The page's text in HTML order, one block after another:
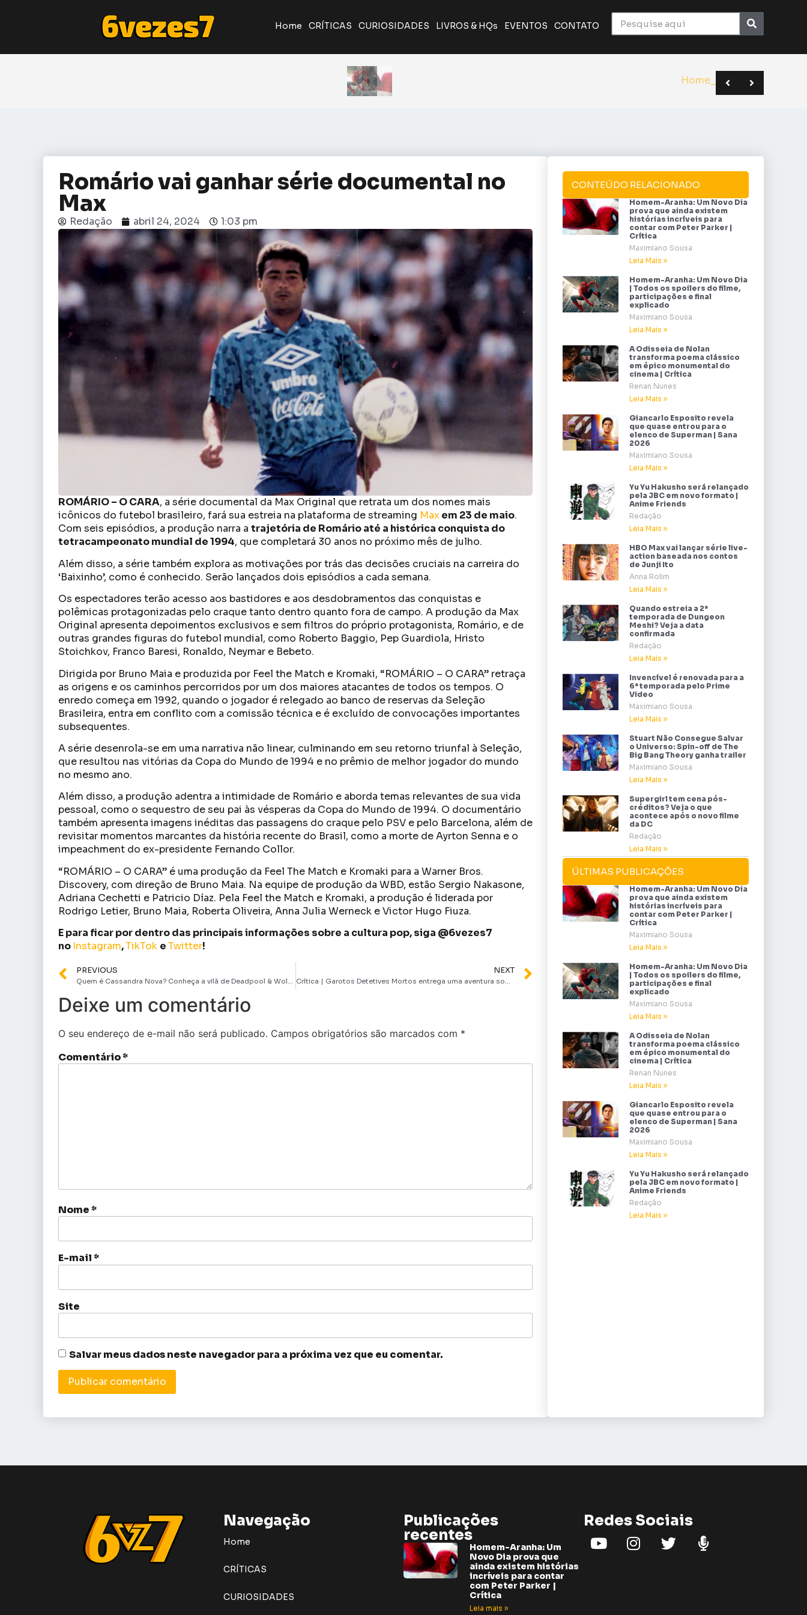
Home CRÍTICAS CURIOSIDADES LIVROS & HQs EVENTOS CONTATO
Homem-Aranha:
A Odisseia de Nolan transforma poema clássico em épico monumental do cinema | Crítica
Giancarlo Esposito revela que quase entrou para o elenco de Superman | Sana 2026
Yu Yu Hakusho será relançado pela JBC em novo formato | Anime Friends
Romário vai ganhar série documental no
Max
Redação abril 24, 2024 1:03 pm
ROMÁRIO – O CARA, a série documental da Max Original que retrata um dos nomes mais
icônicos do futebol brasileiro, fará sua estreia na plataforma de streaming Maxem 23 de maio.
Com seis episódios, a produção narra a trajetória de Romário até a histórica conquista do
tetracampeonato mundial de 1994, que completará 30 anos no próximo mês de julho.
Além disso, a série também explora as motivações por trás das decisões cruciais na carreira do
‘Baixinho’, como é conhecido. Serão lançados dois episódios a cada semana.
Os espectadores terão acesso aos bastidores e aos desdobramentos das conquistas e
polêmicas protagonizadas pelo craque tanto dentro quanto fora de campo. A produção da Max
Original apresenta depoimentos exclusivos e sem filtros do próprio protagonista, Romário, e de
outras grandes figuras do futebol mundial, como Roberto Baggio, Pep Guardiola, Hristo
Stoichkov, Franco Baresi, Ronaldo, Neymar e Bebeto.
Dirigida por Bruno Maia e produzida por Feel the Match e Kromaki, “ROMÁRIO – O CARA” retraça
as origens e os caminhos percorridos por um dos maiores atacantes de todos os tempos. O
enredo começa em 1992, quando o jogador é relegado ao banco de reservas da Seleção
Brasileira, entra em conflito com a comissão técnica e é excluído de convocações importantes
subsequentes.
A série desenrola-se em uma narrativa não linear, culminando em seu retorno triunfal à Seleção,
que resultou nas vitórias da Copa do Mundo de 1994 e no prêmio de melhor jogador do mundo
no mesmo ano.
Além disso, a produção adentra a intimidade de Romário e aborda temas relevantes de sua vida
pessoal, como o sequestro de seu pai às vésperas da Copa do Mundo de 1994. O documentário
também apresenta imagens inéditas das passagens do craque pelo PSV e pelo Barcelona, além de
revisitar momentos marcantes da história recente do Brasil, como a morte de Ayrton Senna e o
impeachment do ex-presidente Fernando Collor.
“ROMÁRIO – O CARA” é uma produção da Feel The Match e Kromaki para a Warner Bros.
Discovery, com direção de Bruno Maia. Na equipe de produção da WBD, estão Sergio Nakasone,
Adriana Cechetti e Patricio Díaz. Pela Feel the Match e Kromaki, a produção é liderada por
Rodrigo Letier, Bruno Maia, Roberta Oliveira, Anna Julia Werneck e Victor Hugo Fiuza.
E para ficar por dentro das principais informações sobre a cultura pop, siga @6vezes7
no Instagram,TikTok eTwitter!
PREVIOUS NEXT
Deixe um comentário
O seu endereço de e-mail não será publicado. Campos obrigatórios são marcados com *
Comentário*
Nome*
E-mail*
Site
Salvar meus dados neste navegador para a próxima vez que eu comentar.
CONTEÚDO RELACIONADO
Homem-Aranha: Um Novo Dia
prova que ainda existem
histórias incríveis para
contar com Peter Parker |
Crítica
Maximiano Sousa
Leia Mais »
Homem-Aranha: Um Novo Dia
| Todos os spoilers do filme,
participações e final
explicado
Maximiano Sousa
Leia Mais »
A Odisseia de Nolan
transforma poema clássico
em épico monumental do
cinema | Crítica
Renan Nunes
Leia Mais »
Giancarlo Esposito revela
que quase entrou para o
elenco de Superman | Sana
2026
Maximiano Sousa
Leia Mais »
Yu Yu Hakusho será relançado
pela JBC em novo formato |
Anime Friends
Redação
Leia Mais »
HBO Max vai lançar série live-
action baseada nos contos
de Junji Ito
Anna Rolim
Leia Mais »
Quando estreia a 2ª
temporada de Dungeon
Meshi? Veja a data
confirmada
Redação
Leia Mais »
Invencível é renovada para a
6ª temporada pelo Prime
Video
Maximiano Sousa
Leia Mais »
Stuart Não Consegue Salvar
o Universo: Spin-off de The
Big Bang Theory ganha trailer
Maximiano Sousa
Leia Mais »
Supergirl tem cena pós-
créditos? Veja o que
acontece após o novo filme
da DC
Redação
Leia Mais »
ÚLTIMAS PUBLICAÇÕES
Homem-Aranha: Um Novo Dia
prova que ainda existem
histórias incríveis para
contar com Peter Parker |
Crítica
Maximiano Sousa
Leia Mais »
Homem-Aranha: Um Novo Dia
| Todos os spoilers do filme,
participações e final
explicado
Maximiano Sousa
Leia Mais »
A Odisseia de Nolan
transforma poema clássico
em épico monumental do
cinema | Crítica
Renan Nunes
Leia Mais »
Giancarlo Esposito revela
que quase entrou para o
elenco de Superman | Sana
2026
Maximiano Sousa
Leia Mais »
Yu Yu Hakusho será relançado
pela JBC em novo formato |
Anime Friends
Redação
Leia Mais »
Navegação
Home
CRÍTICAS
CURIOSIDADES
Publicações
recentes
Homem-Aranha: Um
Novo Dia prova que
ainda existem histórias
incríveis para contar
com Peter Parker |
Crítica
Leia mais »
Redes Sociais